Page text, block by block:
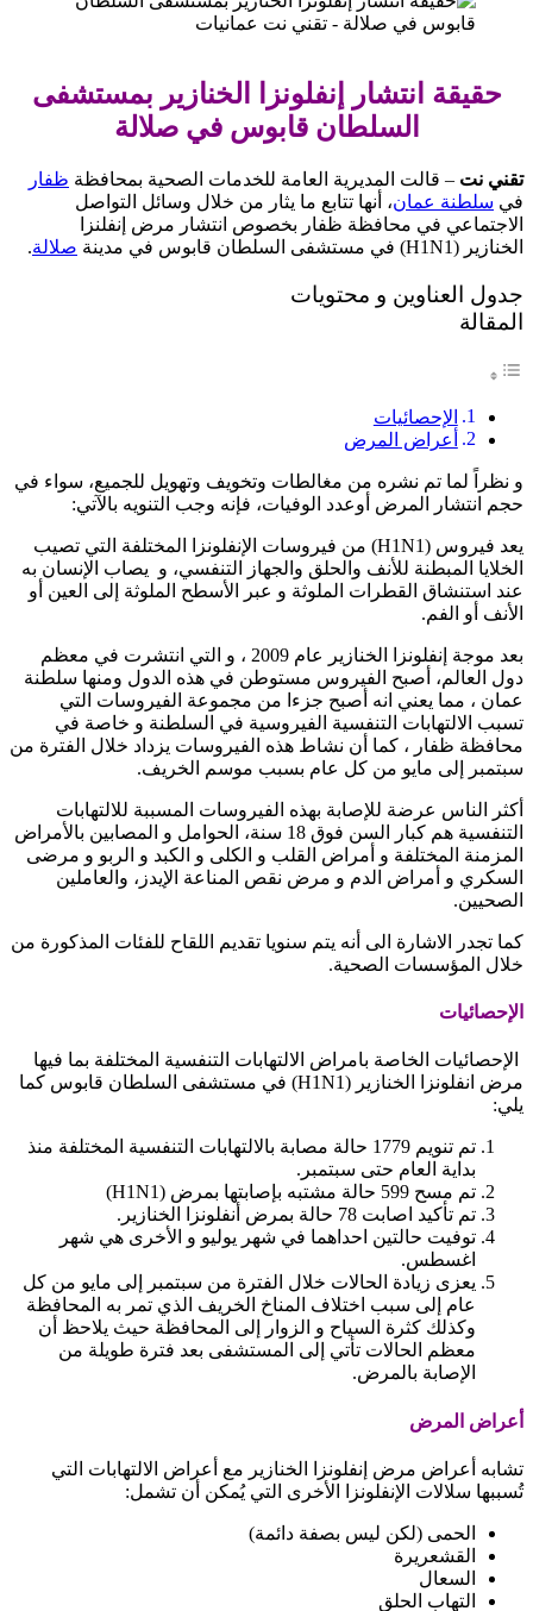
حقيقة انتشار إنفلونزا الخنازير بمستشفى
السلطان قابوس في صلالة
تقني نت – قالت المديرية العامة للخدمات الصحية بمحافظة ظفار
في سلطنة عمان، أنها تتابع ما يثار من خلال وسائل التواصل
الاجتماعي في محافظة ظفار بخصوص انتشار مرض إنفلنزا
الخنازير (H1N1) في مستشفى السلطان قابوس في مدينة صلالة.
جدول العناوين و محتويات
المقالة
الإحصائيات
أعراض المرض
و نظراً لما تم نشره من مغالطات وتخويف وتهويل للجميع، سواء في
حجم انتشار المرض أوعدد الوفيات، فإنه وجب التنويه بالآتي:
يعد فيروس (H1N1) من فيروسات الإنفلونزا المختلفة التي تصيب
الخلايا المبطنة للأنف والحلق والجهاز التنفسي، و يصاب الإنسان به
عند استنشاق القطرات الملوثة و عبر الأسطح الملوثة إلى العين أو
الأنف أو الفم.
بعد موجة إنفلونزا الخنازير
عام 2009 ، و التي انتشرت في معظم
دول العالم، أصبح الفيروس مستوطن في هذه الدول ومنها سلطنة
عمان ، مما يعني انه أصبح جزءا من مجموعة الفيروسات التي
تسبب الالتهابات التنفسية الفيروسية في السلطنة و خاصة في
محافظة ظفار ، كما أن نشاط هذه الفيروسات يزداد خلال الفترة من
سبتمبر إلى مايو من كل عام بسبب موسم الخريف.
أكثر الناس عرضة للإصابة بهذه الفيروسات المسببة للالتهابات
التنفسية هم كبار السن فوق 18 سنة، الحوامل و المصابين بالأمراض
المزمنة المختلفة و أمراض القلب و الكلى و الكبد و الربو و مرضى
السكري و أمراض الدم و مرض نقص المناعة الإيدز، والعاملين
الصحيين.
كما تجدر الاشارة الى أنه يتم سنويا تقديم اللقاح للفئات المذكورة من
خلال المؤسسات الصحية.
الإحصائيات
الإحصائيات الخاصة بامراض الالتهابات التنفسية المختلفة بما فيها
مرض انفلونزا الخنازير (H1N1) في مستشفى السلطان قابوس كما
يلي:
تم تنويم 1779 حالة مصابة بالالتهابات التنفسية المختلفة منذ
بداية العام حتى سبتمبر .
تم مسح 599 حالة مشتبه بإصابتها بمرض
(H1N1)
تم تأكيد اصابت 78 حالة بمرض أنفلونزا الخنازير.
توفيت حالتين احداهما في شهر يوليو و الأخرى هي شهر
اغسطس.
يعزى زيادة الحالات خلال الفترة من سبتمبر إلى مايو من كل
عام إلى سبب اختلاف المناخ الخريف الذي تمر به المحافظة
وكذلك كثرة السياح و الزوار إلى المحافظة حيث يلاحظ أن
معظم الحالات تأتي إلى المستشفى بعد فترة طويلة من
الإصابة بالمرض.
أعراض المرض
تشابه أعراض مرض إنفلونزا الخنازير مع أعراض الالتهابات التي
تُسببها سلالات الإنفلونزا الأخرى التي يُمكن أن تشمل:
الحمى (لكن ليس بصفة دائمة)
القشعريرة
السعال
التهاب الحلق